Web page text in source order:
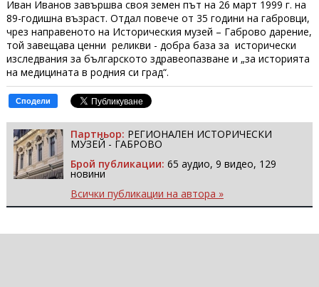
Иван Иванов завършва своя земен път на 26 март 1999 г. на
89-годишна възраст. Отдал повече от 35 години на габровци,
чрез направеното на Историческия музей – Габрово дарение,
той завещава ценни реликви - добра база за исторически
изследвания за българското здравеопазване и „за историята
на медицината в родния си град“.
Сподели
Партньор: РЕГИОНАЛЕН ИСТОРИЧЕСКИ
МУЗЕЙ - ГАБРОВО
Брой публикации: 65 аудио, 9 видео, 129
новини
Всички публикации на автора »